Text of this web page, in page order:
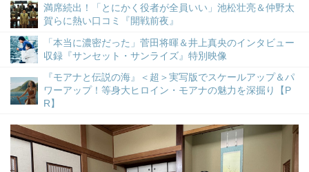
満席続出！「とにかく役者が全員いい」池松壮亮＆仲野太
賀らに熱い口コミ『開戦前夜』
「本当に濃密だった」菅田将暉＆井上真央のインタビュー
収録『サンセット・サンライズ』特別映像
『モアナと伝説の海』＜超＞実写版でスケールアップ＆パ
ワーアップ！等身大ヒロイン・モアナの魅力を深掘り【P
R】